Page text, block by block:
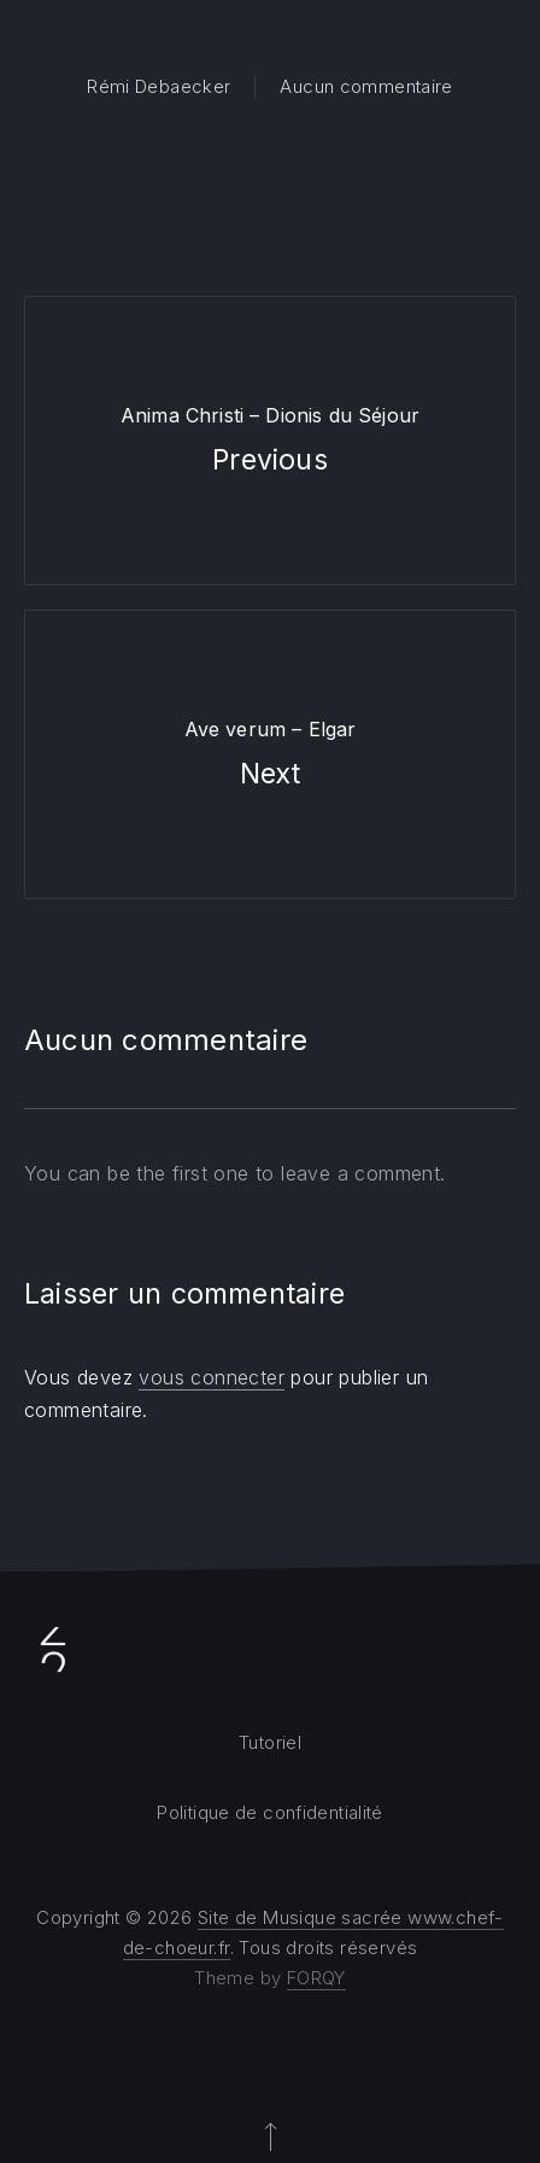
Rémi Debaecker Aucun commentaire
Anima Christi – Dionis du Séjour
Previous
Ave verum – Elgar
Next
Aucun commentaire
You can be the first one to leave a comment.
Laisser un commentaire
Vous devezvous connecter pour publier un
commentaire.
Copyright © 2026 Site de Musique sacrée www.chef-
de-choeur.fr. Tous droits réservés
Theme by FORQY
Tutoriel
Politique de confidentialité
Back to Top